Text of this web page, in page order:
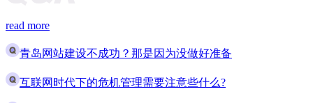
read more
青岛网站建设不成功？那是因为没做好准备
互联网时代下的危机管理需要注意些什么?